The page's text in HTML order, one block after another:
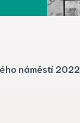
náměstí 2022